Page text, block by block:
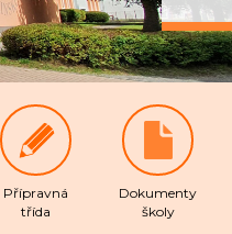
Přípravná
třída
Dokumenty
školy